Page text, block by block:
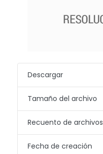
Descargar
Tamaño del archivo
Recuento de archivos
Fecha de creación